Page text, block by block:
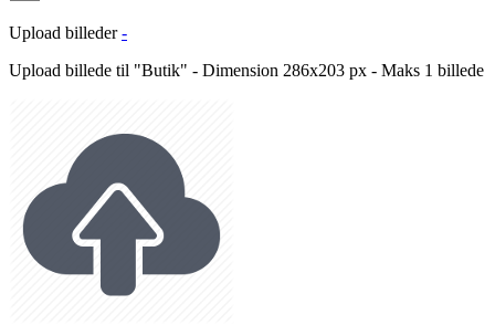
Upload billeder -
Upload billede til "Butik" - Dimension 286x203 px - Maks 1 billede